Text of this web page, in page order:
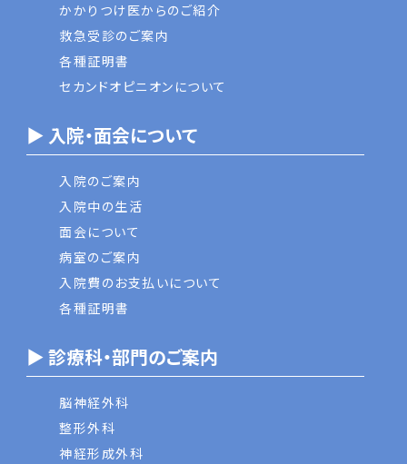
かかりつけ医からのご紹介
救急受診のご案内
各種証明書
セカンドオピニオンについて
▶ 入院・面会について
入院のご案内
入院中の生活
面会について
病室のご案内
入院費のお支払いについて
各種証明書
▶ 診療科・部門のご案内
脳神経外科
整形外科
神経形成外科